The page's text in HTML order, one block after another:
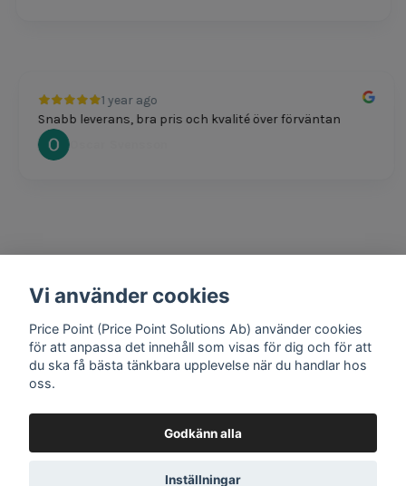
1 year ago
Snabb leverans, bra pris och kvalité över förväntan
Oscar Svensson
1 year ago
Mathias Johansson
Google review widgetby
Vi använder cookies
Price Point (Price Point Solutions Ab) använder cookies
för att anpassa det innehåll som visas för dig och för att
du ska få bästa tänkbara upplevelse när du handlar hos
oss.
Godkänn alla
Inställningar